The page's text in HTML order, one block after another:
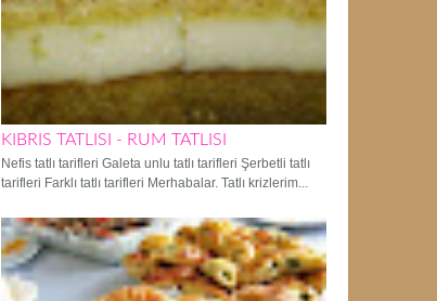
KIBRIS TATLISI - RUM TATLISI
Nefis tatlı tarifleri Galeta unlu tatlı tarifleri Şerbetli tatlı
tarifleri Farklı tatlı tarifleri Merhabalar. Tatlı krizlerim...